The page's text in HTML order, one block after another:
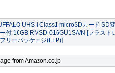
UHS-I Class1 microSDカード SD
付 16GB RMSD-016GU1SA/N [フラスト
リーパッケージ(FFP)]
from Amazon.co.jp